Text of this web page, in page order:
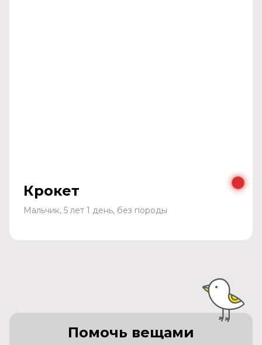
Крокет
Мальчик, 5 лет 1 день, без породы
Помочь вещами